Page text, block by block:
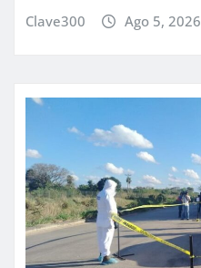
Clave300 Ago 5, 2026